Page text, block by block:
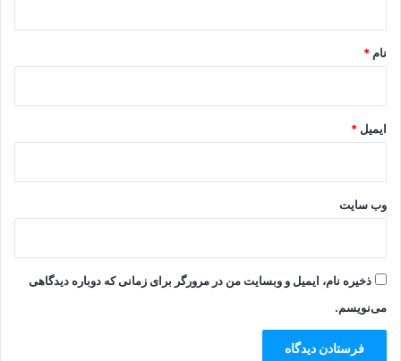
نام *
ایمیل *
وب‌ سایت
ذخیره نام، ایمیل و وبسایت من در مرورگر برای زمانی که دوباره دیدگاهی
می‌نویسم.